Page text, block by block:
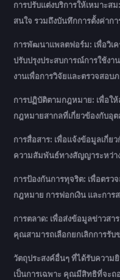
การปรับแต่งบริการให้เหมาะ
สนใจ รวมถึงบันทึกการตั้งค่ากา
การพัฒนาแพลตฟอร์ม: เพื่อวิเ
ปรับปรุงประสบการณ์การใช้งา
งานเพื่อการวิจัยและตรวจสอบ
การปฏิบัติตามกฎหมาย: เพื่อใ
กฎหมายสากลที่เกี่ยวข้องกับอุ
การสื่อสาร: เพื่อแจ้งข้อมูลเกี่ย
ความสัมพันธ์ทางสัญญาระหว่า
การป้องกันการทุจริต: เพื่อตร
กฎหมาย การฟอกเงิน และการ
การตลาด: เพื่อส่งข้อมูลข่าวส
คุณสามารถเลือกยกเลิกการรั
วัตถุประสงค์อื่นๆ ที่ได้รับควา
เป็นการเฉพาะ คุณมีสิทธิที่จะ